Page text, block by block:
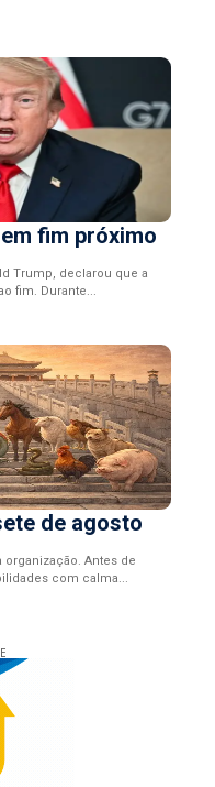
fim próximo
Trump, declarou que a
fim. Durante...
de agosto
organização. Antes de
com calma...